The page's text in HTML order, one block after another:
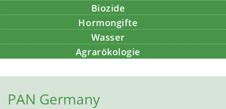
Biozide
Hormongifte
Wasser
Agrarökologie
PAN Germany